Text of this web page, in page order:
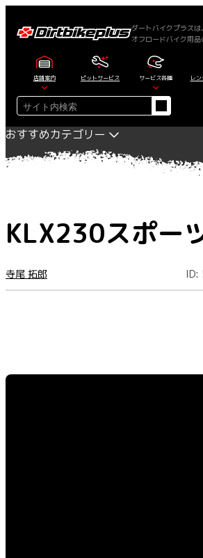
ダートバイクプラスは
オフロードバイク用品
店舗案内 ピットサービス サービス各種 レ
検
索
おすすめカテゴリー
KLX230スポー
寺尾 拓郎 ID: